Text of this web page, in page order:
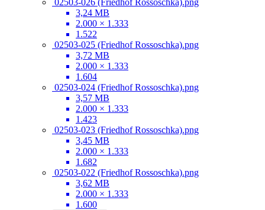
3,24 MB
2.000 × 1.333
1.522
02503-025 (Friedhof Rossoschka).png
3,72 MB
2.000 × 1.333
1.604
02503-024 (Friedhof Rossoschka).png
3,57 MB
2.000 × 1.333
1.423
02503-023 (Friedhof Rossoschka).png
3,45 MB
2.000 × 1.333
1.682
02503-022 (Friedhof Rossoschka).png
3,62 MB
2.000 × 1.333
1.600